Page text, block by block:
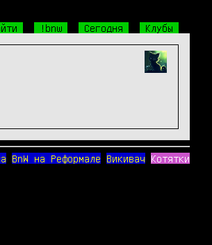
!bnw Сегодня Клубы
BnW на Реформале Викивач Котятки